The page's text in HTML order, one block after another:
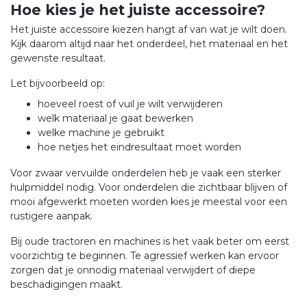
Hoe kies je het juiste accessoire?
Het juiste accessoire kiezen hangt af van wat je wilt doen.
Kijk daarom altijd naar het onderdeel, het materiaal en het
gewenste resultaat.
Let bijvoorbeeld op:
hoeveel roest of vuil je wilt verwijderen
welk materiaal je gaat bewerken
welke machine je gebruikt
hoe netjes het eindresultaat moet worden
Voor zwaar vervuilde onderdelen heb je vaak een sterker
hulpmiddel nodig. Voor onderdelen die zichtbaar blijven of
mooi afgewerkt moeten worden kies je meestal voor een
rustigere aanpak.
Bij oude tractoren en machines is het vaak beter om eerst
voorzichtig te beginnen. Te agressief werken kan ervoor
zorgen dat je onnodig materiaal verwijdert of diepe
beschadigingen maakt.